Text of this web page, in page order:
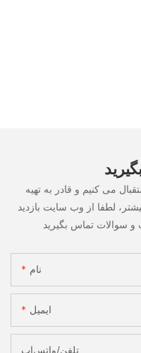
می کنیم و قادر به تهیه
لطفا از وب سایت بازدید
نام
ایمیل
تلفن/واتس‌اپ